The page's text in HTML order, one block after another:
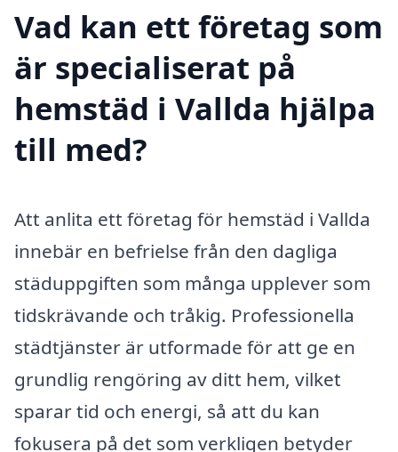
Vad kan ett företag som
är specialiserat på
hemstäd i Vallda hjälpa
till med?
Att anlita ett företag för hemstäd i Vallda
innebär en befrielse från den dagliga
städuppgiften som många upplever som
tidskrävande och tråkig. Professionella
städtjänster är utformade för att ge en
grundlig rengöring av ditt hem, vilket
sparar tid och energi, så att du kan
fokusera på det som verkligen betyder